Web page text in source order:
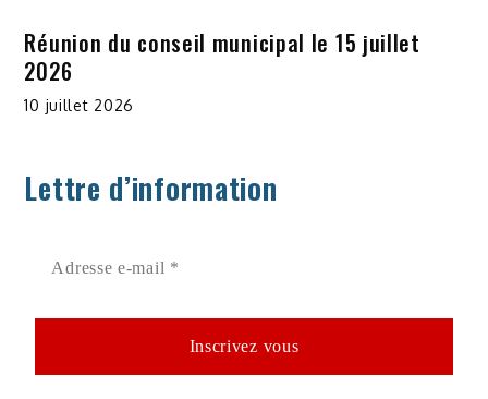
Réunion du conseil municipal le 15 juillet
2026
10 juillet 2026
Lettre d’information